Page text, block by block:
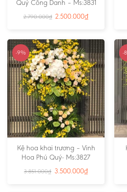
Quý Công Danh – Ms:3831
2.790.000₫ 2.500.000₫
-9%
Kệ hoa khai trương – Vinh
Hoa Phú Quý- Ms:3827
3.851.000₫ 3.500.000₫
-